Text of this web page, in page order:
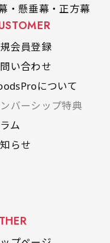
・懸垂幕・正方幕
会員登録
い合わせ
について
バーシップ特典
ム
らせ